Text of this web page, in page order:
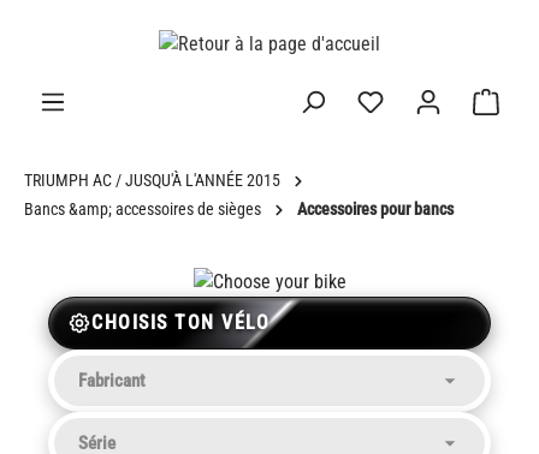
TRIUMPH AC / JUSQU'À L'ANNÉE 2015
Bancs &amp; accessoires de sièges
Accessoires pour bancs
CHOISIS TON VÉLO